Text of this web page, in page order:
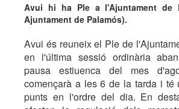
Avui hi ha Ple a l'Ajuntament de
Ajuntament de Palamós).
Avui és reuneix el Ple de
en l'última sessió ordinària
pausa estiuenca del mes
començarà a les 6 de la tarda i té
punts en l'ordre del dia. En